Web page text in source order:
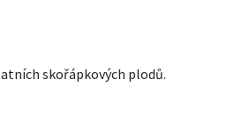
skořápkových plodů.